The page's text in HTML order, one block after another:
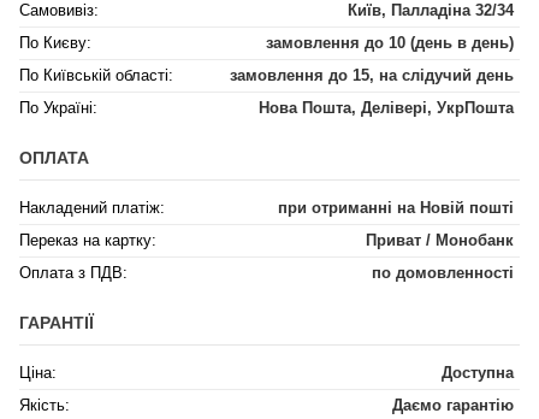
Самовивіз:
Київ, Палладіна 32/34
По Києву:
замовлення до 10 (день в день)
По Київській області:
замовлення до 15, на слідучий день
По Україні:
Нова Пошта, Делівері, УкрПошта
ОПЛАТА
Накладений платіж:
при отриманні на Новій пошті
Переказ на картку:
Приват / Монобанк
Оплата з ПДВ:
по домовленності
ГАРАНТІЇ
Ціна:
Доступна
Якість:
Даємо гарантію